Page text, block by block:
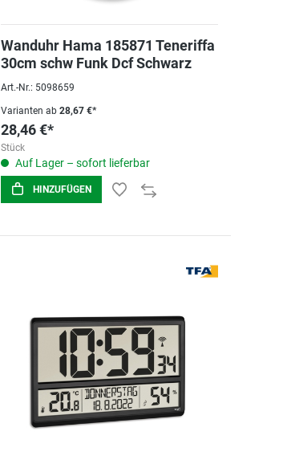
Wanduhr Hama 185871 Teneriffa
30cm schw Funk Dcf Schwarz
Art.-Nr.: 5098659
Varianten ab28,67 €*
28,46 €*
Stück
Auf Lager – sofort lieferbar
HINZUFÜGEN